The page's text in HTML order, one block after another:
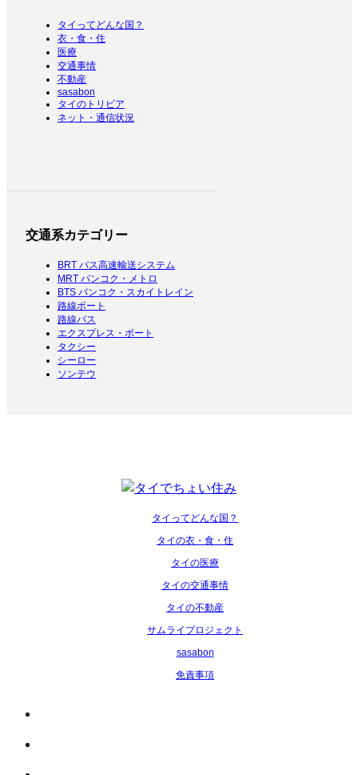
タイってどんな国？
衣・食・住
医療
交通事情
不動産
sasabon
タイのトリビア
ネット・通信状況
交通系カテゴリー
BRT バス高速輸送システム
MRT バンコク・メトロ
BTS バンコク・スカイトレイン
路線ボート
路線バス
エクスプレス・ボート
タクシー
シーロー
ソンテウ
タイってどんな国？
タイの衣・食・住
タイの医療
タイの交通事情
タイの不動産
サムライプロジェクト
sasabon
免責事項